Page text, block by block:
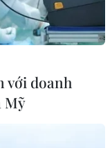
với doanh
Mỹ